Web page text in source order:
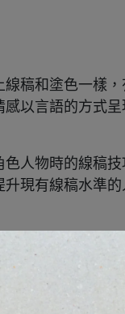
稿和塗色一樣
以言語的方式
人物時的線稿
現有線稿水準
本都可以應用。
我們將每幅插畫